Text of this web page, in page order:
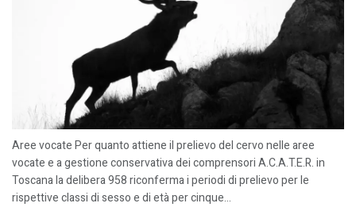
Aree vocate Per quanto attiene il prelievo del cervo nelle aree
vocate e a gestione conservativa dei comprensori A.C.A.T.E.R. in
Toscana la delibera 958 riconferma i periodi di prelievo per le
rispettive classi di sesso e di età per cinque...